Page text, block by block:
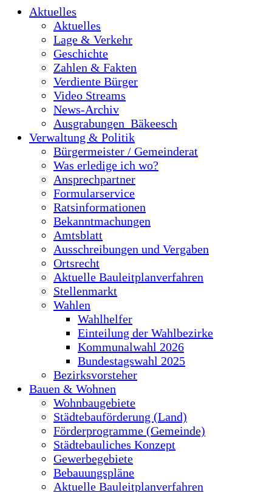
Aktuelles
Aktuelles
Lage & Verkehr
Geschichte
Zahlen & Fakten
Verdiente Bürger
Video Streams
News-Archiv
Ausgrabungen_Bäkeesch
Verwaltung & Politik
Bürgermeister / Gemeinderat
Was erledige ich wo?
Ansprechpartner
Formularservice
Ratsinformationen
Bekanntmachungen
Amtsblatt
Ausschreibungen und Vergaben
Ortsrecht
Aktuelle Bauleitplanverfahren
Stellenmarkt
Wahlen
Wahlhelfer
Einteilung der Wahlbezirke
Kommunalwahl 2026
Bundestagswahl 2025
Bezirksvorsteher
Bauen & Wohnen
Wohnbaugebiete
Städtebauförderung (Land)
Förderprogramme (Gemeinde)
Städtebauliches Konzept
Gewerbegebiete
Bebauungspläne
Aktuelle Bauleitplanverfahren